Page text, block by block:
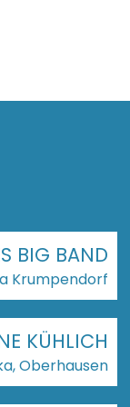
BIG BAND
Krumpendorf
KÜHLICH
Oberhausen